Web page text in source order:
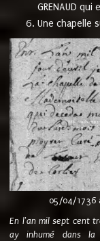
GRENAUD
Une chapelle
05/04/1736
En l'an mil sept cent
ay inhumé dans